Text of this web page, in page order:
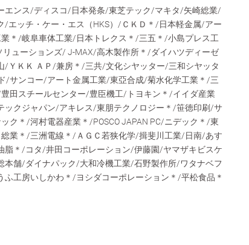
エンス/ディスコ/日本発条/東芝テック/マキタ/矢崎総業/
/エッチ・ケー・エス（HKS）/ＣＫＤ＊/日本軽金属/アー
＊/岐阜車体工業/日本トレクス＊/三五＊/小島プレス工
ューションズ/ J-MAX/高木製作所＊/ダイハツディーゼ
/ＹＫＫ ＡＰ/兼房＊/三共/文化シヤッター/三和シヤッタ
/サンコー/アート金属工業/東亞合成/菊水化学工業＊/三
田スチールセンター/豊臣機工/トヨキン＊/イイダ産業
ックジャパン/アキレス/東朋テクノロジー＊/笹徳印刷/サ
ク＊/河村電器産業＊/POSCO JAPAN PC/ニデック＊/東
業＊/三洲電線＊/ＡＧＣ若狭化学/揖斐川工業/日南/あす
＊/コタ/井田コーポレーション/伊藤園/ヤマザキビスケ
舗/ダイナパック/大和冷機工業/石野製作所/ワタナベフ
工房いしかわ＊/ヨシダコーポレーション＊/平松食品＊